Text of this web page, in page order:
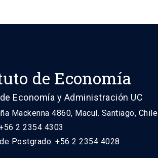
de Economía
Economía y Administración UC
Mackenna 4860, Macul. Santiago, Chile
2 2354 4303
Postgrado: +56 2 2354 4028